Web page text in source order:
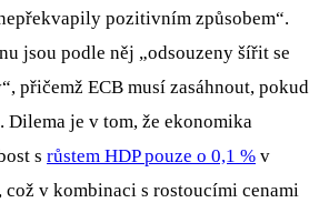
pozitivním způsobem“.
jsou podle něj „odsouzeny šířit se
přičemž ECB musí zasáhnout, pokud
Dilema je v tom, že ekonomika
s růstem HDP pouze o 0,1 % v
v kombinaci s rostoucími cenami